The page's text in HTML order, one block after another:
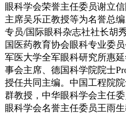
眼科学会荣誉主任委员谢立
主席吴乐正教授等为名誉总
专员/国际眼科杂志社社长胡
国医药教育协会眼科专业委
军医大学全军眼科研究所惠
事会主席、德国科学院院士
授任共同主编。中国工程院
群教授，中华眼科学会主任
眼科学会名誉主任委员王雨